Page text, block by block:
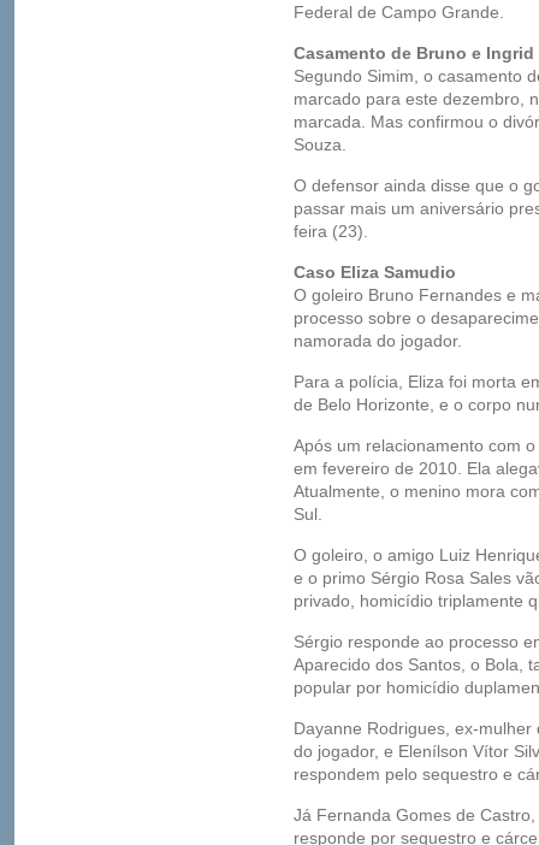
Federal de Campo Grande.
Casamento de Bruno e Ingrid
Segundo Simim, o casamento
marcado para este dezembro,
marcada. Mas confirmou o
Souza.
O defensor ainda disse que o
passar mais um aniversário
feira (23).
Caso Eliza Samudio
O goleiro Bruno Fernandes e
processo sobre o
namorada do jogador.
Para a polícia, Eliza foi morta
de Belo Horizonte, e o corpo
Após um relacionamento com
em fevereiro de 2010. Ela
Atualmente, o menino mora
Sul.
O goleiro, o amigo Luiz
e o primo Sérgio Rosa Sales
privado, homicídio triplamente
Sérgio responde ao processo
Aparecido dos Santos, o Bola,
popular por homicídio
Dayanne Rodrigues, ex-
do jogador, e Elenílson Vítor
respondem pelo sequestro e
Já Fernanda Gomes de
responde por sequestro e